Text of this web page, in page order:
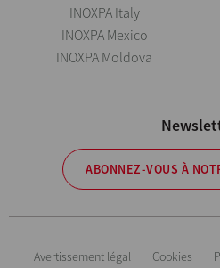
INOXPA Italy
INOXPA Mexico
INOXPA Moldova
ABONNEZ-VOUS À
Avertissement légal Cookies